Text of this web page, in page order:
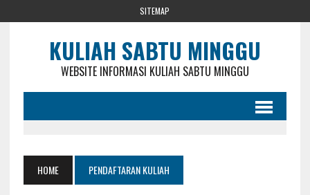
SITEMAP
KULIAH SABTU MINGGU
WEBSITE INFORMASI KULIAH SABTU MINGGU
HOME PENDAFTARAN KULIAH